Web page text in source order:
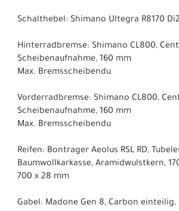
Schalthebel: Shimano Ultegra R8170
Hinterradbremse: Shimano CL800,
Scheibenaufnahme, 160 mm
Max. Bremsscheibendu
Vorderradbremse: Shimano CL800,
Scheibenaufnahme, 160 mm
Max. Bremsscheibendu
Reifen: Bontrager Aeolus RSL RD,
Baumwollkarkasse, Aramidwulstkern,
700 x 28 mm
Gabel: Madone Gen 8, Carbon